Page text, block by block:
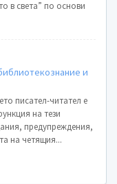
в света” по основи
и
писател-читател е
на тези
предупреждения,
на четящия...